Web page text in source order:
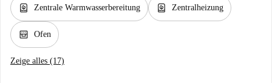
water_heater Zentrale Warmwasserbereitung water_heater Zentralheizung
oven_gen Ofen
Zeige alles (17)